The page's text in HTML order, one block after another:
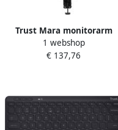
Trust Mara monitorarm
dubbele arm met 1
laptoparm zwart
1 webshop
€ 137,76